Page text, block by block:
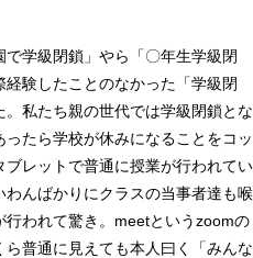
学級閉鎖」やら「〇年生学級閉
験したことのなかった「学級閉
私たち親の世代では学級閉鎖とな
たら学校が休みになることをコッ
レットで普通に授業が行われてい
んばかりにクラスの当事者達も喉
われて驚き。meetというzoomの
普通に見えても本人曰く「みんな